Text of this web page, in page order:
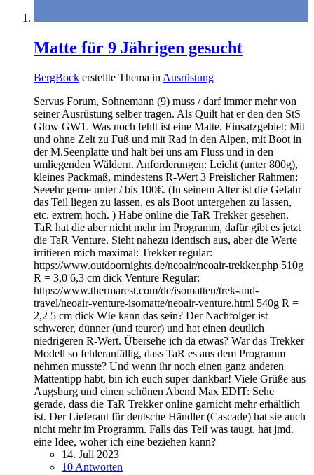
Matte für 9 Jährigen gesucht
BergBock erstellte Thema in Ausrüstung
Servus Forum, Sohnemann (9) muss / darf immer mehr von
seiner Ausrüstung selber tragen. Als Quilt hat er den den StS
Glow GW1. Was noch fehlt ist eine Matte. Einsatzgebiet: Mit
und ohne Zelt zu Fuß und mit Rad in den Alpen, mit Boot in
der M.Seenplatte und halt bei uns am Fluss und in den
umliegenden Wäldern. Anforderungen: Leicht (unter 800g),
kleines Packmaß, mindestens R-Wert 3 Preislicher Rahmen:
Seeehr gerne unter / bis 100€. (In seinem Alter ist die Gefahr
das Teil liegen zu lassen, es als Boot untergehen zu lassen,
etc. extrem hoch. ) Habe online die TaR Trekker gesehen.
TaR hat die aber nicht mehr im Programm, dafür gibt es jetzt
die TaR Venture. Sieht nahezu identisch aus, aber die Werte
irritieren mich maximal: Trekker regular:
https://www.outdoornights.de/neoair/neoair-trekker.php 510g
R = 3,0 6,3 cm dick Venture Regular:
https://www.thermarest.com/de/isomatten/trek-and-
travel/neoair-venture-isomatte/neoair-venture.html 540g R =
2,2 5 cm dick WIe kann das sein? Der Nachfolger ist
schwerer, dünner (und teurer) und hat einen deutlich
niedrigeren R-Wert. Übersehe ich da etwas? War das Trekker
Modell so fehleranfällig, dass TaR es aus dem Programm
nehmen musste? Und wenn ihr noch einen ganz anderen
Mattentipp habt, bin ich euch super dankbar! Viele Grüße aus
Augsburg und einen schönen Abend Max EDIT: Sehe
gerade, dass die TaR Trekker online garnicht mehr erhältlich
ist. Der Lieferant für deutsche Händler (Cascade) hat sie auch
nicht mehr im Programm. Falls das Teil was taugt, hat jmd.
eine Idee, woher ich eine beziehen kann?
14. Juli 2023
10 Antworten